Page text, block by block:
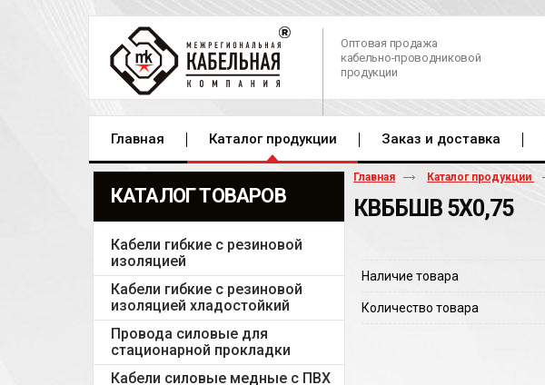
Оптовая продажа
кабельно-проводниковой
продукции
Главная Каталог продукции Заказ и доставка
КАТАЛОГ ТОВАРОВ
Кабели гибкие с резиновой
изоляцией
Кабели гибкие с резиновой
изоляцией хладостойкий
Провода силовые для
стационарной прокладки
Кабели силовые медные с ПВХ
Главная Каталог продукции
КВББШВ 5Х0,75
Наличие товара
Количество товара